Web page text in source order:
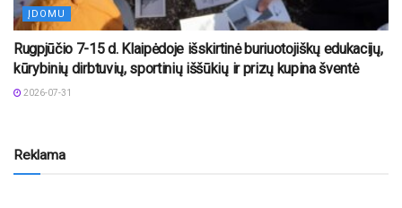
ĮDOMU
Rugpjūčio 7-15 d. Klaipėdoje išskirtinė buriuotojiškų edukacijų,
kūrybinių dirbtuvių, sportinių iššūkių ir prizų kupina šventė
2026-07-31
Reklama